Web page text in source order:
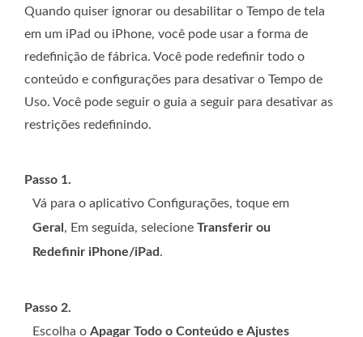
Quando quiser ignorar ou desabilitar o Tempo de tela
em um iPad ou iPhone, você pode usar a forma de
redefinição de fábrica. Você pode redefinir todo o
conteúdo e configurações para desativar o Tempo de
Uso. Você pode seguir o guia a seguir para desativar as
restrições redefinindo.
Passo 1.
Vá para o aplicativo Configurações, toque em
Geral , Em seguida, selecione Transferir ou
Redefinir iPhone/iPad.
Passo 2.
Escolha o Apagar Todo o Conteúdo e Ajustes